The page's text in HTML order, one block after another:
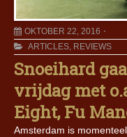
OKTOBER 22, 2016
ARTICLES, REVIEWS
Snoeihard
vrijdag met
Eight, Fu
Amsterdam is